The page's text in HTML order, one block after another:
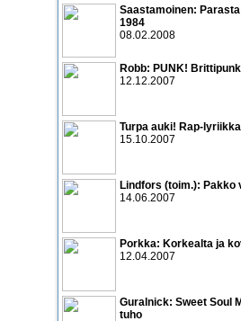
Saastamoinen:
1984
08.02.2008
Robb: PUNK!
12.12.2007
Turpa auki! Rap-
15.10.2007
Lindfors (toim.): Pakko
14.06.2007
Porkka: Korkealta ja
12.04.2007
Guralnick: Sweet Soul
tuho